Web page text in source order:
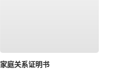
家庭关系证明书